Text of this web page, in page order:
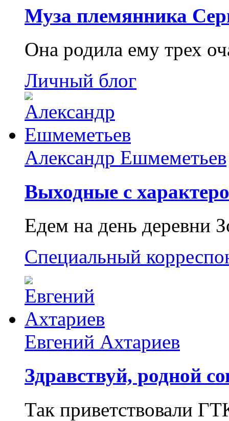
Муза племянника
Она родила ему трех
Личный блог
Александр Ешмеметьев
Выходные с
Едем на день деревни
Специальный
Евгений Ахтариев
Здравствуй, родной
Так приветствовали